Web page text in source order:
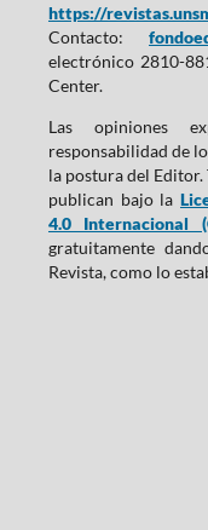
https://
Contacto:
electrónico 2810-
Center.
Las opiniones
responsabilidad de
la postura del Editor.
publican bajo la
4.0 Internacional
gratuitamente
Revista, como lo